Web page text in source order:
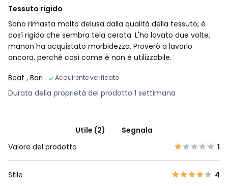
Tessuto rigido
Sono rimasta molto delusa dalla qualità della tessuto, è
così rigido che sembra tela cerata. L'ho lavato due volte,
manon ha acquistato morbidezza. Proverò a lavarlo
ancora, perché così come è non è utilizzabile.
Beat , Bari Acquirente verificato
Durata della proprietà del prodotto 1 settimana
Utile (2)
Segnala
Valore del prodotto
1
Stile 4